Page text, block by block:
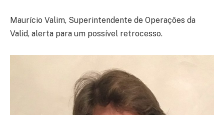
Maurício Valim, Superintendente de Operações da
Valid, alerta para um possível retrocesso.